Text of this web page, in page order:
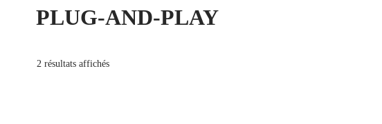
PLUG-AND-PLAY
2 résultats affichésTrié